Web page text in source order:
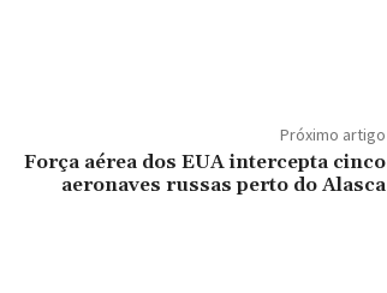
Próximo artigo
Força aérea dos EUA intercepta cinco
aeronaves russas perto do Alasca